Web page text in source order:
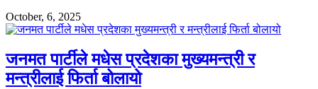
October, 6, 2025
जनमत पार्टीले मधेस प्रदेशका मुख्यमन्त्री र
मन्त्रीलाई फिर्ता बोलायो